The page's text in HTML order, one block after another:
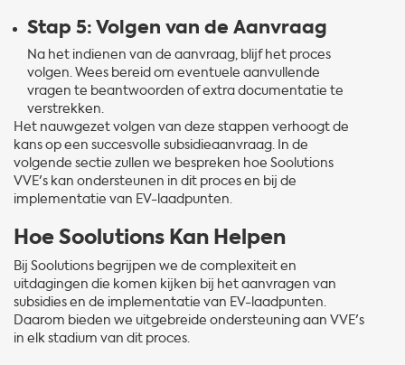
Stap 5: Volgen van de Aanvraag
Na het indienen van de aanvraag, blijf het proces
volgen. Wees bereid om eventuele aanvullende
vragen te beantwoorden of extra documentatie te
verstrekken.
Het nauwgezet volgen van deze stappen verhoogt de
kans op een succesvolle subsidieaanvraag. In de
volgende sectie zullen we bespreken hoe Soolutions
VVE's kan ondersteunen in dit proces en bij de
implementatie van EV-laadpunten.
Hoe Soolutions Kan Helpen
Bij Soolutions begrijpen we de complexiteit en
uitdagingen die komen kijken bij het aanvragen van
subsidies en de implementatie van EV-laadpunten.
Daarom bieden we uitgebreide ondersteuning aan VVE's
in elk stadium van dit proces.